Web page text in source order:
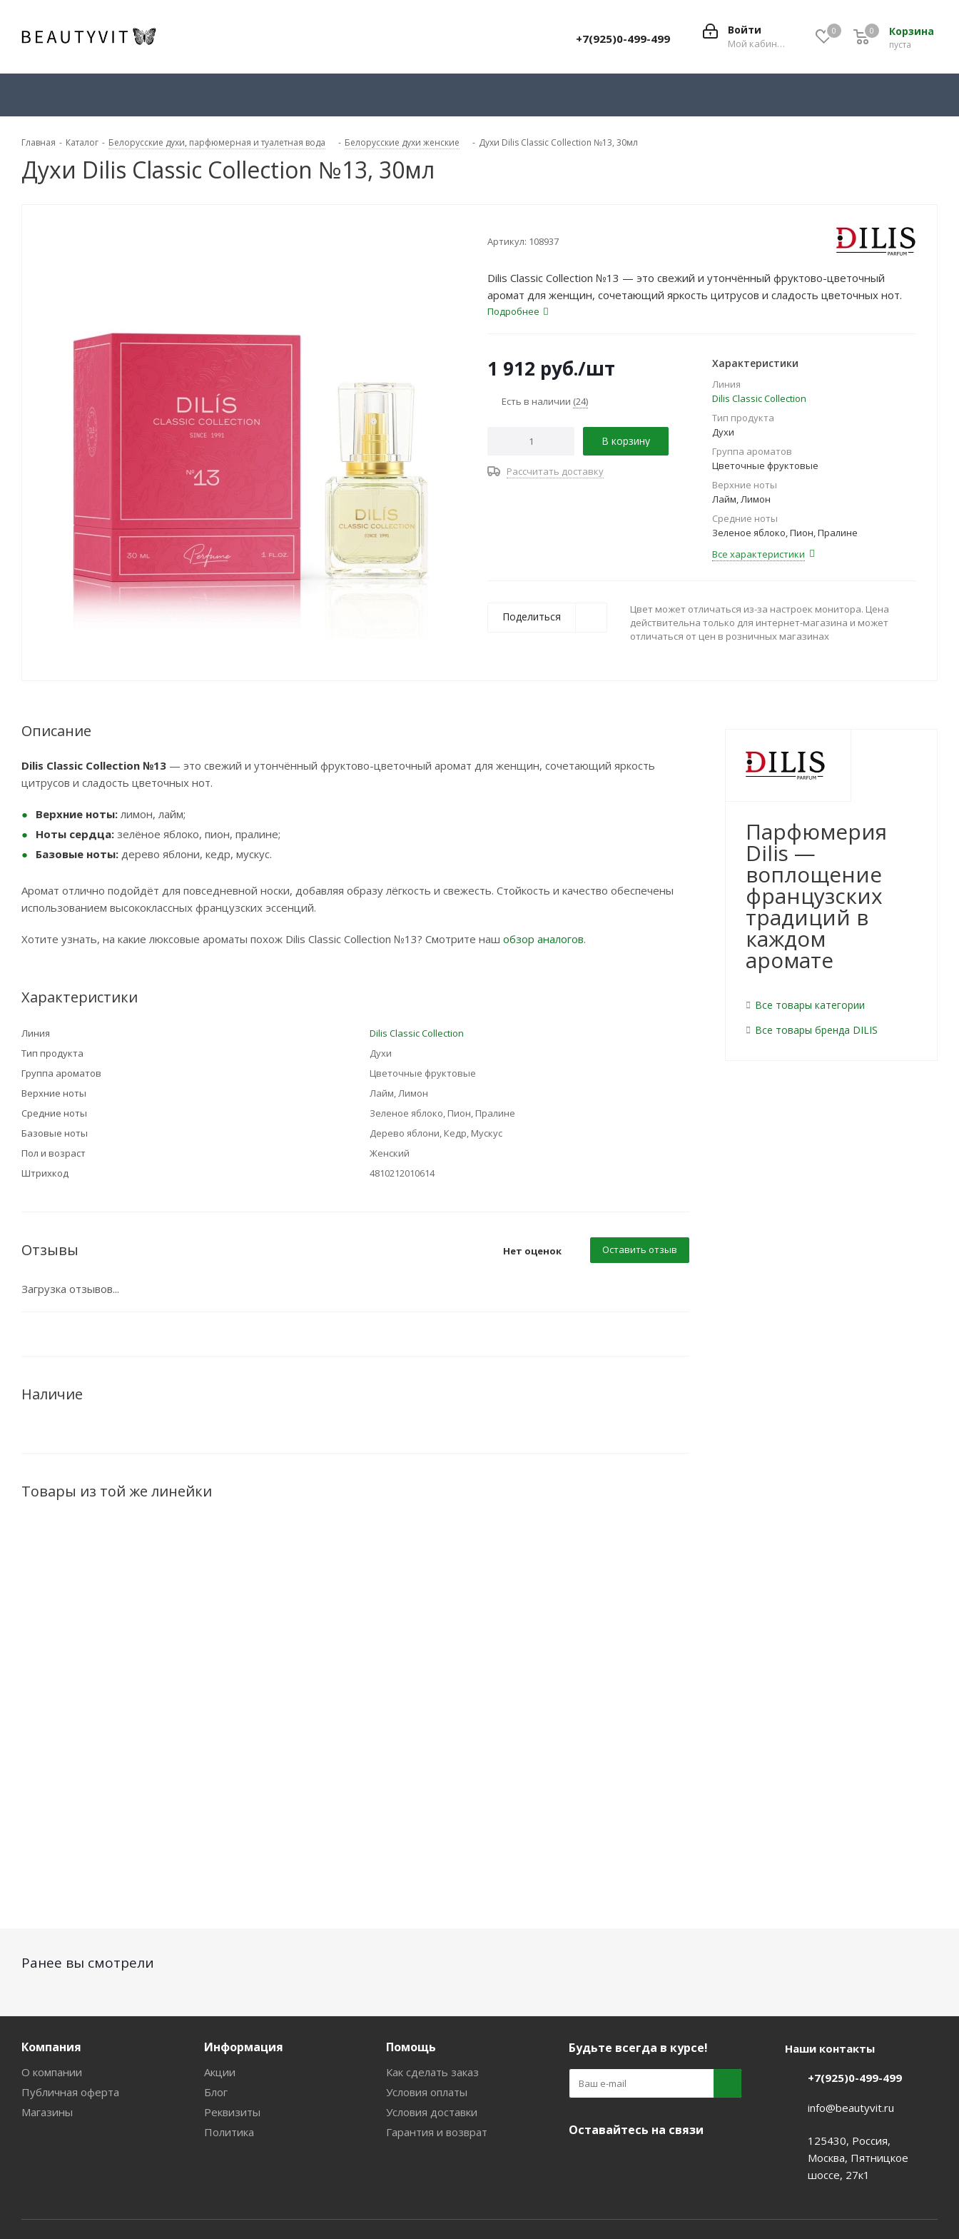
0 Корзина
0
пуста
0
Войти
Мой кабинет
+7(925)0-499-499
Главная - Каталог - Белорусские духи, парфюмерная и туалетная вода - Белорусские духи женские - Духи Dilis Classic Collection №13, 30мл
Духи Dilis Classic Collection №13, 30мл
Артикул: 108937
Dilis Classic Collection №13 — это свежий и утончённый фруктово-цветочный
аромат для женщин, сочетающий яркость цитрусов и сладость цветочных нот.
Подробнее
1 912 руб./шт
Есть в наличии (24)
В корзину
Рассчитать доставку
Характеристики
Линия
Dilis Classic Collection
Тип продукта
Духи
Группа ароматов
Цветочные фруктовые
Верхние ноты
Лайм, Лимон
Средние ноты
Зеленое яблоко, Пион, Пралине
Все характеристики
Поделиться
Цвет может отличаться из-за настроек монитора. Цена
действительна только для интернет-магазина и может
отличаться от цен в розничных магазинах
Описание
Dilis Classic Collection №13 — это свежий и утончённый фруктово-цветочный аромат для женщин, сочетающий яркость
цитрусов и сладость цветочных нот.
Верхние ноты:лимон, лайм;
Ноты сердца: зелёное яблоко, пион, пралине;
Базовые ноты: дерево яблони, кедр, мускус.
Аромат отлично подойдёт для повседневной носки, добавляя образу лёгкость и свежесть. Стойкость и качество обеспечены
использованием высококлассных французских эссенций.
Хотите узнать, на какие люксовые ароматы похож Dilis Classic Collection №13? Смотрите наш обзор аналогов.
Характеристики
Линия
Dilis Classic Collection
Тип продукта
Духи
Группа ароматов
Цветочные фруктовые
Верхние ноты
Лайм, Лимон
Средние ноты
Зеленое яблоко, Пион, Пралине
Базовые ноты
Дерево яблони, Кедр, Мускус
Пол и возраст
Женский
Штрихкод
4810212010614
Отзывы Нет оценок Оставить отзыв
Загрузка отзывов...
Наличие
Товары из той же линейки
Парфюмерия
Dilis —
воплощение
французских
традиций в
каждом
аромате
Все товары категории
Все товары бренда DILIS
Ранее вы смотрели
Компания
О компании
Публичная оферта
Магазины
Информация
Акции
Блог
Реквизиты
Политика
Помощь
Как сделать заказ
Условия оплаты
Условия доставки
Гарантия и возврат
Будьте всегда в курсе!
Оставайтесь на связи
Наши контакты
+7(925)0-499-499
info@beautyvit.ru
125430, Россия,
Москва, Пятницкое
шоссе, 27к1